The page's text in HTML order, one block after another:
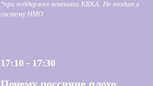
*при поддержке компании KRKA. Не входит в
систему НМО
17:10 - 17:30